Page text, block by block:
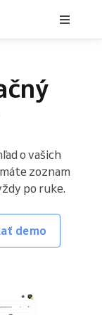
o vašich
zoznam
po ruke.
demo